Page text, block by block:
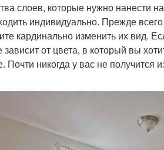
слоев, которые нужно нанести
индивидуально. Прежде
кардинально изменить их вид.
от цвета, в который вы
никогда у вас не получится